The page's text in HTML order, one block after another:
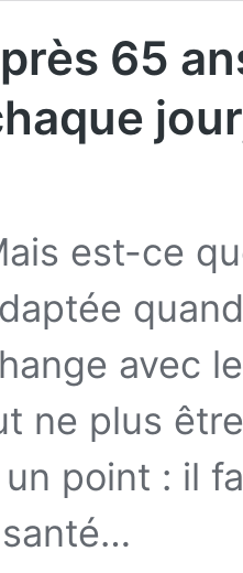
65
est-ce
avec
ne plus
point : il